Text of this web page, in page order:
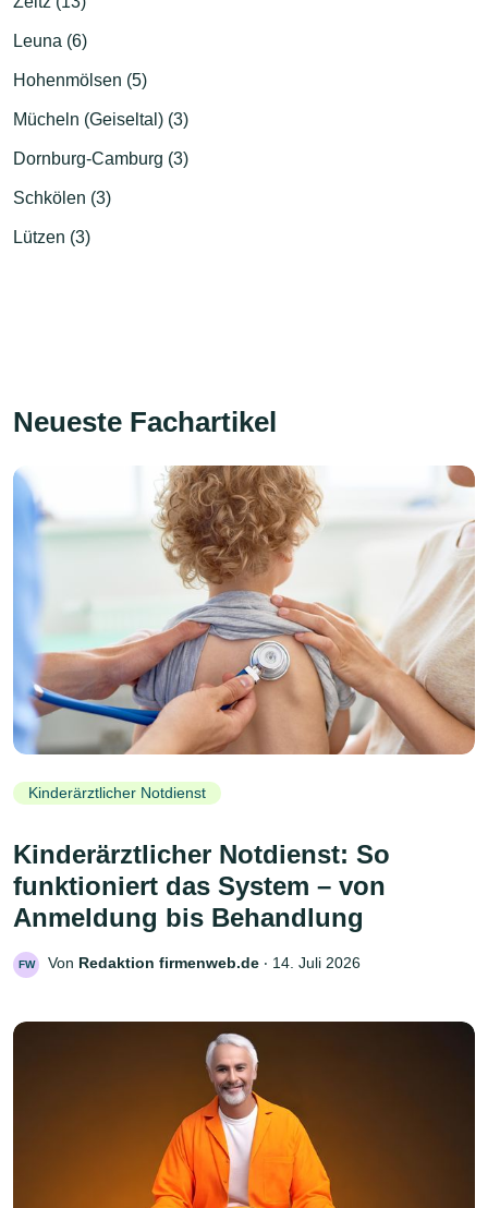
Leuna (6)
Hohenmölsen (5)
Mücheln (Geiseltal) (3)
Dornburg-Camburg (3)
Schkölen (3)
Lützen (3)
Neueste Fachartikel
Kinderärztlicher Notdienst
Kinderärztlicher Notdienst: So
funktioniert das System – von
Anmeldung bis Behandlung
FW Von Redaktion firmenweb.de ‧ 14. Juli 2026